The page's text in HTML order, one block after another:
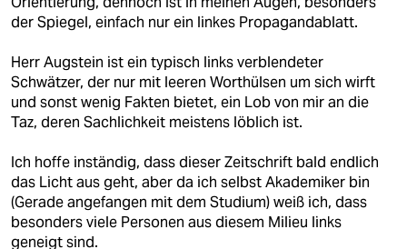
der Spiegel, einfach nur ein linkes Propagandablatt.
Herr Augstein ist ein typisch links verblendeter
Schwätzer, der nur mit leeren Worthülsen um sich wirft
und sonst wenig Fakten bietet, ein Lob von mir an die
Taz, deren Sachlichkeit meistens löblich ist.
Ich hoffe inständig, dass dieser Zeitschrift bald endlich
das Licht aus geht, aber da ich selbst Akademiker bin
(Gerade angefangen mit dem Studium) weiß ich, dass
besonders viele Personen aus diesem Milieu links
geneigt sind.